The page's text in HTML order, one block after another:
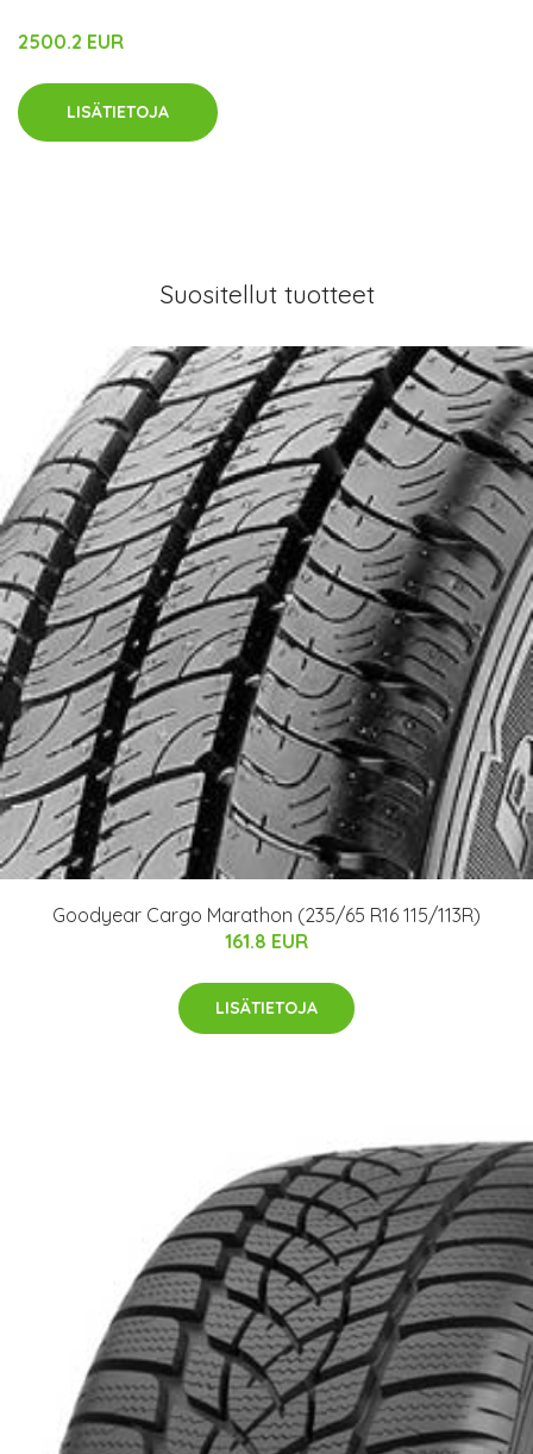
2500.2 EUR
LISÄTIETOJA
Suositellut tuotteet
Goodyear Cargo Marathon (235/65 R16 115/113R)
161.8 EUR
LISÄTIETOJA